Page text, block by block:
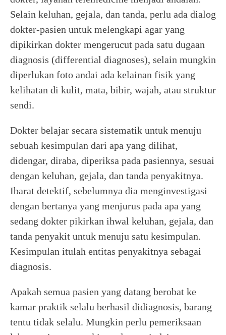
Selain keluhan, gejala, dan tanda, perlu ada dialog
dokter-pasien untuk melengkapi agar yang
dipikirkan dokter mengerucut pada satu dugaan
diagnosis (differential diagnoses), selain mungkin
diperlukan foto andai ada kelainan fisik yang
kelihatan di kulit, mata, bibir, wajah, atau struktur
sendi.
Dokter belajar secara sistematik untuk menuju
sebuah kesimpulan dari apa yang dilihat,
didengar, diraba, diperiksa pada pasiennya, sesuai
dengan keluhan, gejala, dan tanda penyakitnya.
Ibarat detektif, sebelumnya dia menginvestigasi
dengan bertanya yang menjurus pada apa yang
sedang dokter pikirkan ihwal keluhan, gejala, dan
tanda penyakit untuk menuju satu kesimpulan.
Kesimpulan itulah entitas penyakitnya sebagai
diagnosis.
Apakah semua pasien yang datang berobat ke
kamar praktik selalu berhasil didiagnosis, barang
tentu tidak selalu. Mungkin perlu pemeriksaan